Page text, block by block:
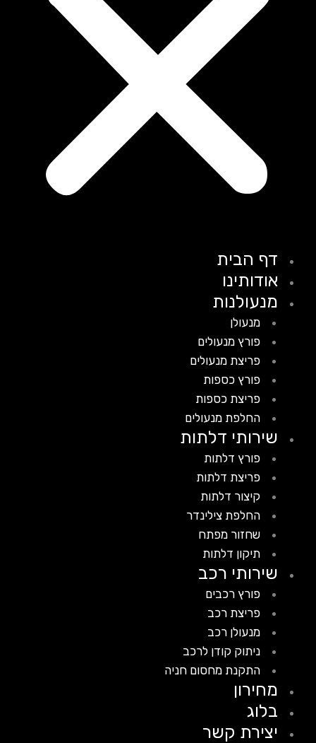
דף הבית
אודותינו
מנעולנות
מנעולן
פורץ מנעולים
פריצת מנעולים
פורץ כספות
פריצת כספות
החלפת מנעולים
שירותי דלתות
פורץ דלתות
פריצת דלתות
קיצור דלתות
החלפת צילינדר
שחזור מפתח
תיקון דלתות
שירותי רכב
פורץ רכבים
פריצת רכב
מנעולן רכב
ניתוק קודן לרכב
התקנת מחסום חניה
מחירון
בלוג
יצירת קשר